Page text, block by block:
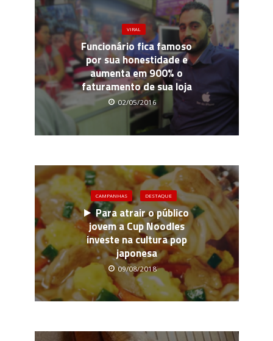
VIRAL
Funcionário fica famoso
por sua honestidade e
aumenta em 900% o
faturamento de sua loja
02/05/2016
CAMPANHAS DESTAQUE
Para atrair o público
jovem a Cup Noodles
investe na cultura pop
japonesa
09/08/2018